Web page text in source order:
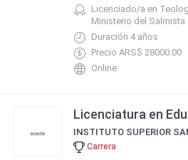
Licenciado/a en
Ministerio del Salmista
Duración 4 años
Precio ARS$ 28000.00
Online
Licenciatura en
INSTITUTO SUPERIOR
Carrera